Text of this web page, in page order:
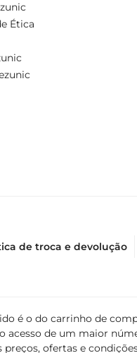
Ética
de troca e devolução
é o do carrinho de
acesso de um maior
ofertas e